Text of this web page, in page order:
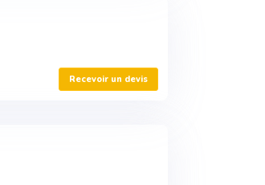
Recevoir un devis